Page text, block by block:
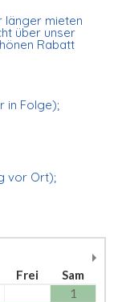
länger mieten
über unser
Rabatt
in Folge);
vor Ort);
Frei
Sam
1